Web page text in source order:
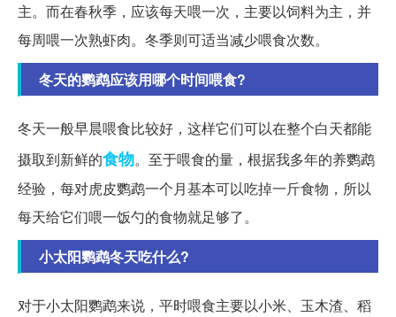
主。而在春秋季，应该每天喂一次，主要以饲料为主，并
每周喂一次熟虾肉。冬季则可适当减少喂食次数。
冬天的鹦鹉应该用哪个时间喂食?
冬天一般早晨喂食比较好，这样它们可以在整个白天都能
摄取到新鲜的食物。至于喂食的量，根据我多年的养鹦鹉
经验，每对虎皮鹦鹉一个月基本可以吃掉一斤食物，所以
每天给它们喂一饭勺的食物就足够了。
小太阳鹦鹉冬天吃什么?
对于小太阳鹦鹉来说，平时喂食主要以小米、玉木渣、稻